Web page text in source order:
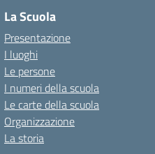
La Scuola
Presentazione
I luoghi
Le persone
I numeri della scuola
Le carte della scuola
Organizzazione
La storia